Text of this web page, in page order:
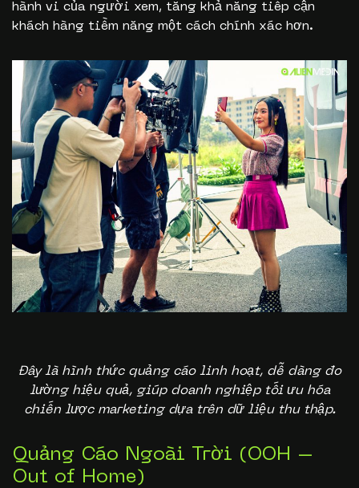
hành vi của người xem, tăng khả năng tiếp cận
khách hàng tiềm năng một cách chính xác hơn.
Đây là hình thức quảng cáo linh hoạt, dễ dàng đo
lường hiệu quả, giúp doanh nghiệp tối ưu hóa
chiến lược marketing dựa trên dữ liệu thu thập.
Quảng Cáo Ngoài Trời (OOH –
Out of Home)